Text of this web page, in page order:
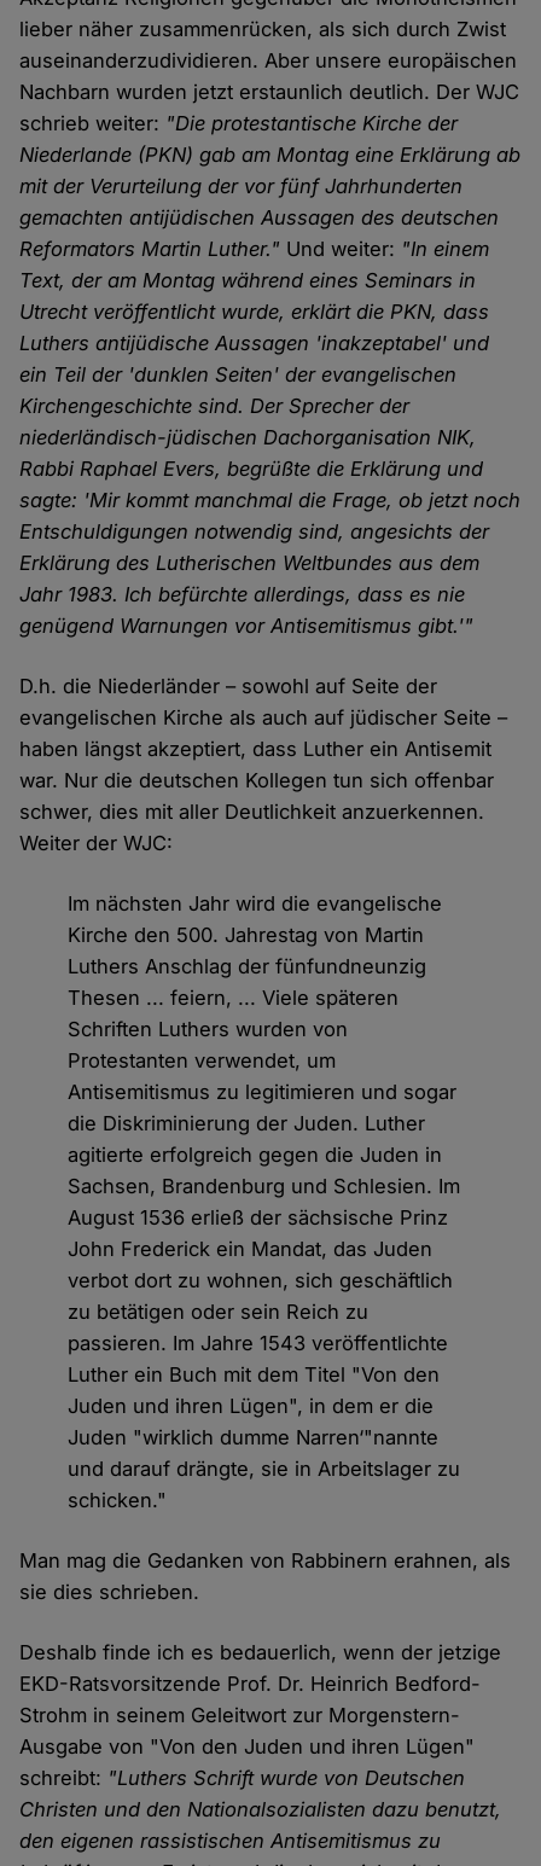
lieber näher zusammenrücken, als sich durch Zwist
auseinanderzudividieren. Aber unsere europäischen
Nachbarn wurden jetzt erstaunlich deutlich. Der WJC
schrieb weiter: "Die protestantische Kirche der
Niederlande (PKN) gab am Montag eine Erklärung ab
mit der Verurteilung der vor fünf Jahrhunderten
gemachten antijüdischen Aussagen des deutschen
Reformators Martin Luther." Und weiter: "In einem
Text, der am Montag während eines Seminars in
Utrecht veröffentlicht wurde, erklärt die PKN, dass
Luthers antijüdische Aussagen 'inakzeptabel' und
ein Teil der 'dunklen Seiten' der evangelischen
Kirchengeschichte sind. Der Sprecher der
niederländisch-jüdischen Dachorganisation NIK,
Rabbi Raphael Evers, begrüßte die Erklärung und
sagte: 'Mir kommt manchmal die Frage, ob jetzt noch
Entschuldigungen notwendig sind, angesichts der
Erklärung des Lutherischen Weltbundes aus dem
Jahr 1983. Ich befürchte allerdings, dass es nie
genügend Warnungen vor Antisemitismus gibt.'"
D.h. die Niederländer – sowohl auf Seite der
evangelischen Kirche als auch auf jüdischer Seite –
haben längst akzeptiert, dass Luther ein Antisemit
war. Nur die deutschen Kollegen tun sich offenbar
schwer, dies mit aller Deutlichkeit anzuerkennen.
Weiter der WJC:
Im nächsten Jahr wird die evangelische
Kirche den 500. Jahrestag von Martin
Luthers Anschlag der fünfundneunzig
Thesen ... feiern, ... Viele späteren
Schriften Luthers wurden von
Protestanten verwendet, um
Antisemitismus zu legitimieren und sogar
die Diskriminierung der Juden. Luther
agitierte erfolgreich gegen die Juden in
Sachsen, Brandenburg und Schlesien. Im
August 1536 erließ der sächsische Prinz
John Frederick ein Mandat, das Juden
verbot dort zu wohnen, sich geschäftlich
zu betätigen oder sein Reich zu
passieren. Im Jahre 1543 veröffentlichte
Luther ein Buch mit dem Titel "Von den
Juden und ihren Lügen", in dem er die
Juden "wirklich dumme Narren‘"nannte
und darauf drängte, sie in Arbeitslager zu
schicken."
Man mag die Gedanken von Rabbinern erahnen, als
sie dies schrieben.
Deshalb finde ich es bedauerlich, wenn der jetzige
EKD-Ratsvorsitzende Prof. Dr. Heinrich Bedford-
Strohm in seinem Geleitwort zur Morgenstern-
Ausgabe von "Von den Juden und ihren Lügen"
schreibt: "Luthers Schrift wurde von Deutschen
Christen und den Nationalsozialisten dazu benutzt,
den eigenen rassistischen Antisemitismus zu